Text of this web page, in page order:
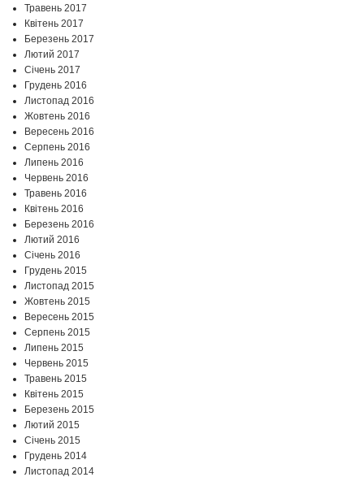
Травень 2017
Квітень 2017
Березень 2017
Лютий 2017
Січень 2017
Грудень 2016
Листопад 2016
Жовтень 2016
Вересень 2016
Серпень 2016
Липень 2016
Червень 2016
Травень 2016
Квітень 2016
Березень 2016
Лютий 2016
Січень 2016
Грудень 2015
Листопад 2015
Жовтень 2015
Вересень 2015
Серпень 2015
Липень 2015
Червень 2015
Травень 2015
Квітень 2015
Березень 2015
Лютий 2015
Січень 2015
Грудень 2014
Листопад 2014